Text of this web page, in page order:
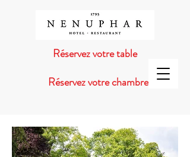
Réservez votre chambre
Réservez votre table